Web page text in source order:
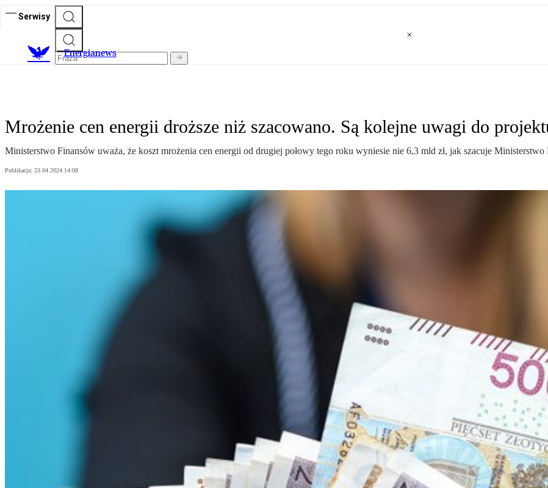
Serwisy
Energianews
Mrożenie cen energii droższe niż szacowano. Są kolejne uwagi do
Ministerstwo Finansów uważa, że koszt mrożenia cen energii od drugiej połowy tego roku wyniesie nie 6,3 mld zł, jak szacuje
Publikacja: 23.04.2024 14:08